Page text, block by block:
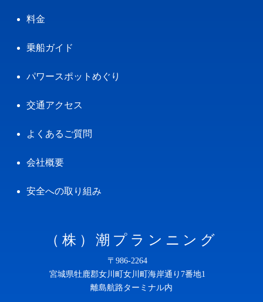
料金
乗船ガイド
パワースポットめぐり
交通アクセス
よくあるご質問
会社概要
安全への取り組み
（株）潮プランニング
〒986-2264
宮城県牡鹿郡女川町女川町海岸通り7番地1
離島航路ターミナル内